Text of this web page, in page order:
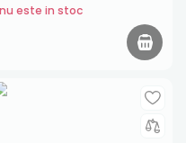
nu este in stoc